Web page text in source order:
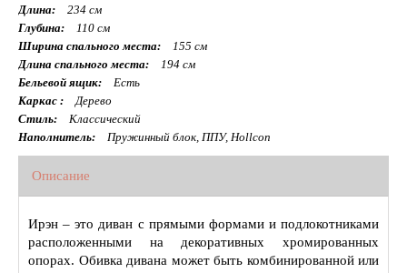
Длина:
234 см
Глубина:
110 см
Ширина спального места:
155 см
Длина спального места:
194 см
Бельевой ящик:
Есть
Каркас :
Дерево
Стиль:
Классический
Наполнитель:
Пружинный блок, ППУ, Hollcon
Описание
Ирэн – это диван с прямыми формами и подлокотниками
расположенными на декоративных хромированных
опорах. Обивка дивана может быть комбинированной или